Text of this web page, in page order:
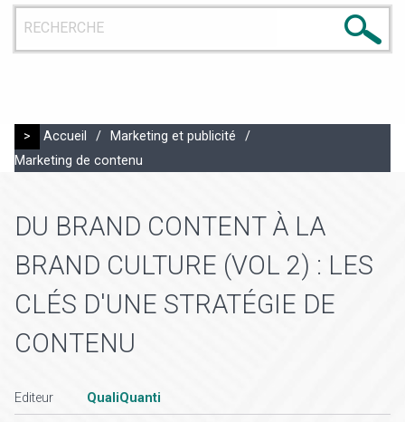
> Accueil / Marketing et publicité
/
Marketing de contenu
DU BRAND CONTENT À LA
BRAND CULTURE (VOL 2) : LES
CLÉS D'UNE STRATÉGIE DE
CONTENU
Editeur QualiQuanti